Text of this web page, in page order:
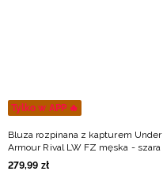
Tylko w APP 🔥
Bluza rozpinana z kapturem Under
Armour Rival LW FZ męska - szara
279,99 zł